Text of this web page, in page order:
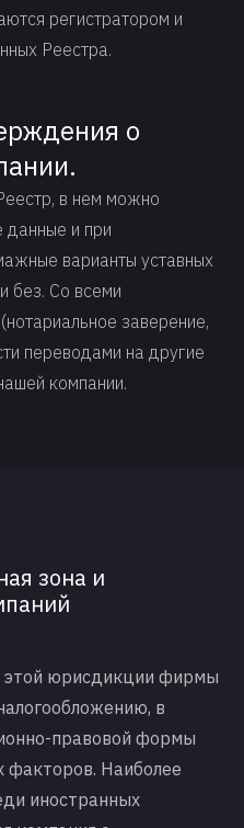
регистратором и
Реестра.
о
в нем можно
данные и при
варианты уставных
без. Со всеми
заверение,
переводами на другие
компании.
зона и
этой юрисдикции фирмы
в
правовой формы
факторов. Наиболее
иностранных